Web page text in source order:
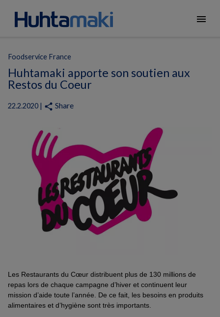
menu
Foodservice France
Huhtamaki apporte son soutien aux
Restos du Coeur
22.2.2020 | share Share
Les Restaurants du Cœur distribuent plus de 130 millions de
repas lors de chaque campagne d’hiver et continuent leur
mission d’aide toute l’année. De ce fait, les besoins en produits
alimentaires et d’hygiène sont très importants.